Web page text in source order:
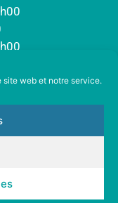
site web et notre service.